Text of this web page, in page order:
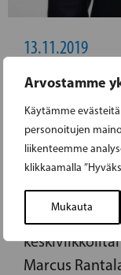
Arvostamme
Käytämme
personoitujen
liikenteemme
klikkaamalla
Mukauta
13.11.2019
RKP:N
PITÄMÄÄN
Helsingin
Marcus